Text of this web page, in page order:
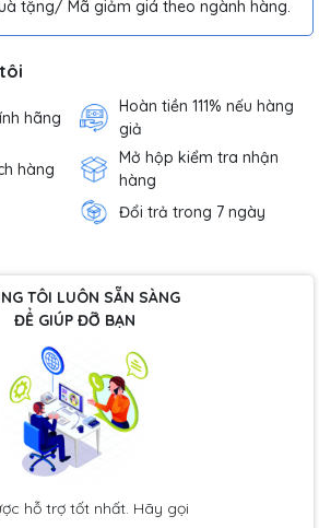
tặng/ Mã giảm giá theo ngành hàng.
hãng
Hoàn tiền 111% nếu hàng
giả
hàng
Mở hộp kiểm tra nhận
hàng
Đổi trả trong 7 ngày
TÔI LUÔN SẴN SÀNG
ĐỂ GIÚP ĐỠ BẠN
hỗ trợ tốt nhất. Hãy gọi